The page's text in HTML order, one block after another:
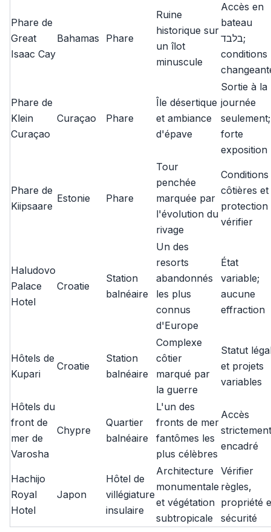
Phare de
Great
Isaac Cay
Bahamas Phare
Ruine
historique sur
un îlot
minuscule
Accès en
bateau
בלבד;
conditions
Phare de
Klein
Curaçao
Curaçao Phare
Île désertique
et ambiance
d'épave
Sortie à la
journée
seulement;
forte
exposition
Phare de
Kiipsaare
Estonie Phare
Tour
penchée
marquée par
l'évolution du
rivage
Conditions
côtières et
protection
vérifier
Haludovo
Palace
Hotel
Croatie
Station
balnéaire
Un des
resorts
abandonnés
les plus
connus
d'Europe
État
variable;
aucune
effraction
Hôtels de
Kupari
Croatie
Station
balnéaire
Complexe
côtier
marqué par
la guerre
Statut
et projets
variables
Hôtels du
front de
mer de
Varosha
Chypre
Quartier
balnéaire
L'un des
fronts de mer
fantômes les
plus célèbres
Accès
strictement
encadré
Hachijo
Royal
Hotel
Japon
Hôtel de
villégiature
insulaire
Architecture
monumentale
et végétation
subtropicale
Vérifier
règles,
propriété
sécurité